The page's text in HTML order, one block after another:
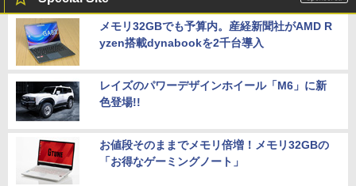
メモリ32GBでも予算内。産経新聞社がAMD R
yzen搭載dynabookを2千台導入
レイズのパワーデザインホイール「M6」に新
色登場!!
お値段そのままでメモリ倍増！メモリ32GBの
「お得なゲーミングノート」